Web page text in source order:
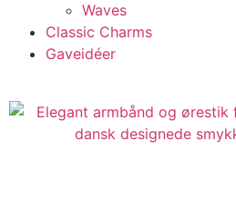
Waves
Classic Charms
Gaveidéer